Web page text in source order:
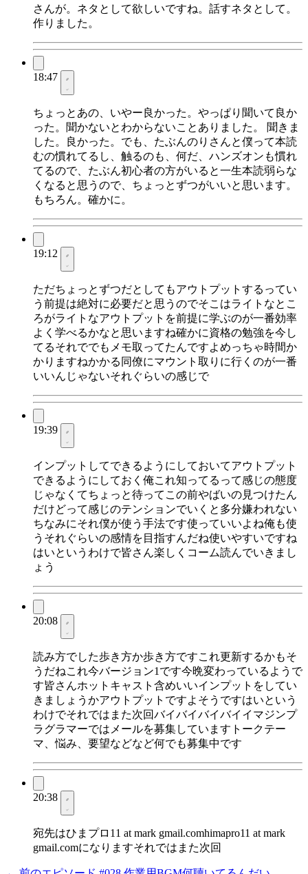
さんが。ネタとして欲しいですね。話すネタとして。
作りました。
18:47
ちょっとあの、いやー良かった。やっぱり聞いて良か
った。聞かないとわからないことありました。 聞きま
した。良かった。でも、たぶんのりさんと僕って本読
むの慣れてるし、触るのも、何だ、ハンズオンも慣れ
てるので、たぶん初心者の方がいると一生本読弱らな
くなると思うので、ちょっとずつがいいと思います。
もちろん。確かに。
19:12
ただちょっとずつだとしてもアウトプットするってい
う前提は絶対に必要だと思うのでそこはライトなとこ
ろがライトなアウトプットを前提に学ぶのが一番効率
よく学べるかなと思いますね確かに資格の勉強を今し
てるそれででもメモ取ってたんですよめっちゃ時間か
かりますねかかる同僚にマウント取りに行くのが一番
いいんじゃないそれぐらいの感じで
19:39
インプットしてできるようにしておいてアウトプット
できるようにしておく俺これ知ってるって感じの態度
じゃなくてちょっと待ってこの前やばいの見つけたん
だけどって感じのテンションでいくと多分嫌われない
ちなみにそれ僕が使う手法です使っていいよね俺も使
うそれぐらいの感情を目指すんだね使いやすいですね
はいというわけで皆さん楽しくコーム読んでいきまし
ょう
20:08
読み方でした歩き方か歩き方ですこれ更新するかもそ
うだねこれ今バージョン1です今晩変わっているようで
す皆さんホットキャスト含めいいインプットをしてい
きましょうかアウトプットですよそうですはいという
わけでそれではまた次回バイバイバイバイイマジンプ
ラグラマーではメールを募集していますトークテー
マ、悩み、要望などなど何でも募集中です
20:38
宛先はひまプロ11 at mark gmail.comhimapro11 at mark
gmail.comになりますそれではまた次回